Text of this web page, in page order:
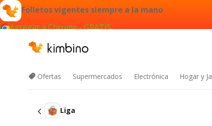
Folletos vigentes siempre a la mano
Agregar a Chrome - GRATIS
Ofertas Supermercados Electrónica Hogar y
Liga